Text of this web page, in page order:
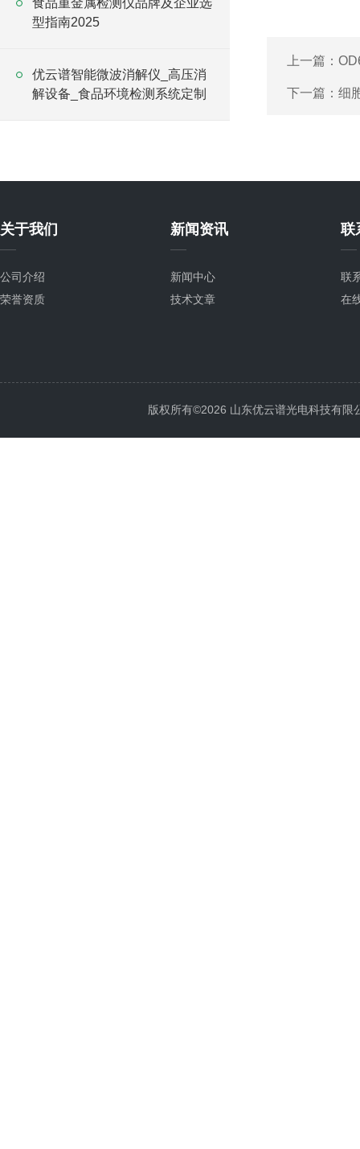
上一篇：
下一篇： 细
食品重金属检测仪品牌及企业选
型指南2025
优云谱智能微波消解仪_高压消
解设备_食品环境检测系统定制
关于我们
公司介绍
荣誉资质
新闻资讯
新闻中心
技术文章
联
联
在
版权所有©2026 山东优云谱光电科技有